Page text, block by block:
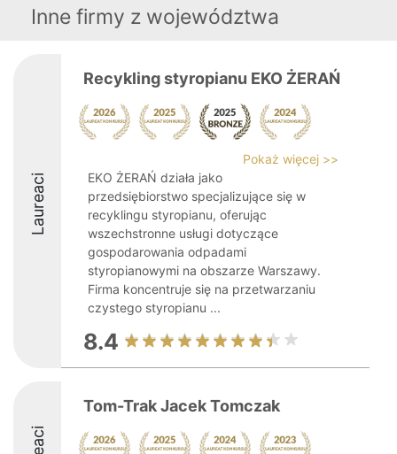
Inne firmy z województwa
Laureaci
Recykling styropianu EKO ŻERAŃ
Pokaż więcej >>
EKO ŻERAŃ działa jako
przedsiębiorstwo specjalizujące się w
recyklingu styropianu, oferując
wszechstronne usługi dotyczące
gospodarowania odpadami
styropianowymi na obszarze Warszawy.
Firma koncentruje się na przetwarzaniu
czystego styropianu ...
8.4
Tom-Trak Jacek Tomczak